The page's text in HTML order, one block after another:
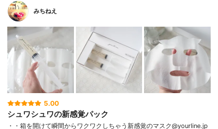
みちねえ
5.00
シュワシュワの新感覚パック
・・箱を開けて瞬間からワクワクしちゃう新感覚のマスク@yourline.jp